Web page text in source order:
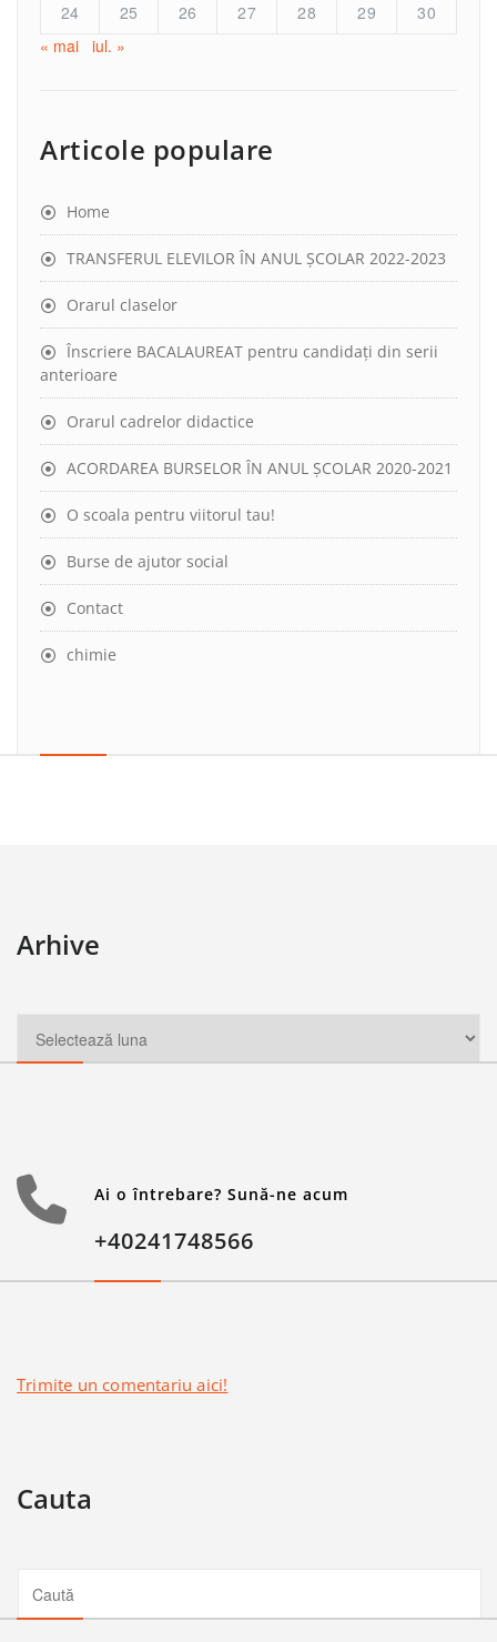
24
25 26 27 28 29
30
« mai iul. »
Articole populare
Home
TRANSFERUL ELEVILOR ÎN ANUL ȘCOLAR 2022-2023
Orarul claselor
Înscriere BACALAUREAT pentru candidați din serii
anterioare
Orarul cadrelor didactice
ACORDAREA BURSELOR ÎN ANUL ȘCOLAR 2020-2021
O scoala pentru viitorul tau!
Burse de ajutor social
Contact
chimie
Arhive
Ai o întrebare? Sună-ne acum
+40241748566
Trimite un comentariu aici!
Cauta